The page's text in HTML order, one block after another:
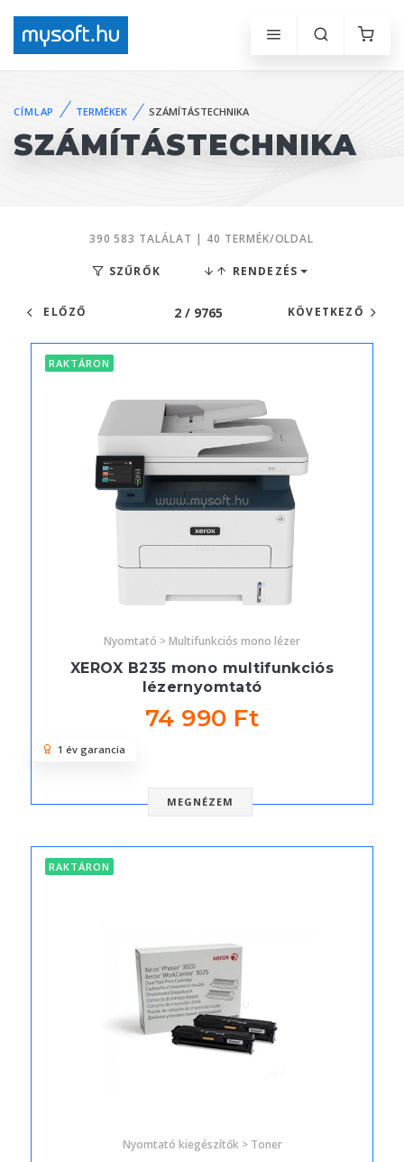
CÍMLAP TERMÉKEK SZÁMÍTÁSTECHNIKA
SZÁMÍTÁSTECHNIKA
390 583 TALÁLAT | 40 TERMÉK/OLDAL
SZŰRŐK RENDEZÉS
ELŐZŐ 2 / 9765 KÖVETKEZŐ
RAKTÁRON
Nyomtató > Multifunkciós mono lézer
XEROX B235 mono multifunkciós
lézernyomtató
74 990 Ft
MEGNÉZEM
1 év garancia
RAKTÁRON
Nyomtató kiegészítők > Toner